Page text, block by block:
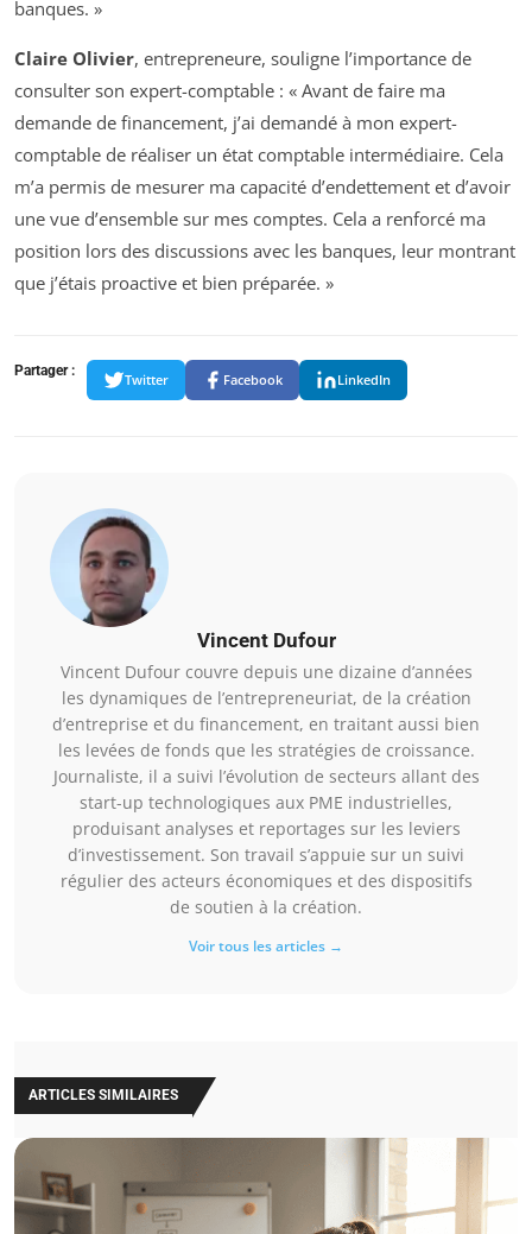
banques. »
Claire Olivier, entrepreneure, souligne l’importance de
consulter son expert-comptable : « Avant de faire ma
demande de financement, j’ai demandé à mon expert-
comptable de réaliser un état comptable intermédiaire. Cela
m’a permis de mesurer ma capacité d’endettement et d’avoir
une vue d’ensemble sur mes comptes. Cela a renforcé ma
position lors des discussions avec les banques, leur montrant
que j’étais proactive et bien préparée. »
Partager :
Twitter Facebook LinkedIn
Vincent Dufour
Vincent Dufour couvre depuis une dizaine d’années
les dynamiques de l’entrepreneuriat, de la création
d’entreprise et du financement, en traitant aussi bien
les levées de fonds que les stratégies de croissance.
Journaliste, il a suivi l’évolution de secteurs allant des
start-up technologiques aux PME industrielles,
produisant analyses et reportages sur les leviers
d’investissement. Son travail s’appuie sur un suivi
régulier des acteurs économiques et des dispositifs
de soutien à la création.
Voir tous les articles →
ARTICLES SIMILAIRES